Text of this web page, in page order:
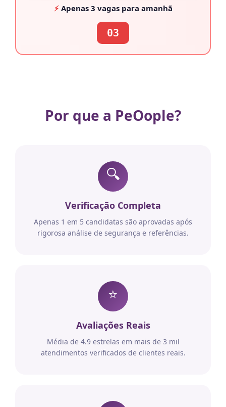
⚡Apenas 3 vagaspara amanhã
03
Por que a PeOople?
🔍
Verificação Completa
Apenas 1 em 5 candidatas são aprovadas após
rigorosa análise de segurança e referências.
⭐
Avaliações Reais
Média de 4.9 estrelas em mais de 3 mil
atendimentos verificados de clientes reais.